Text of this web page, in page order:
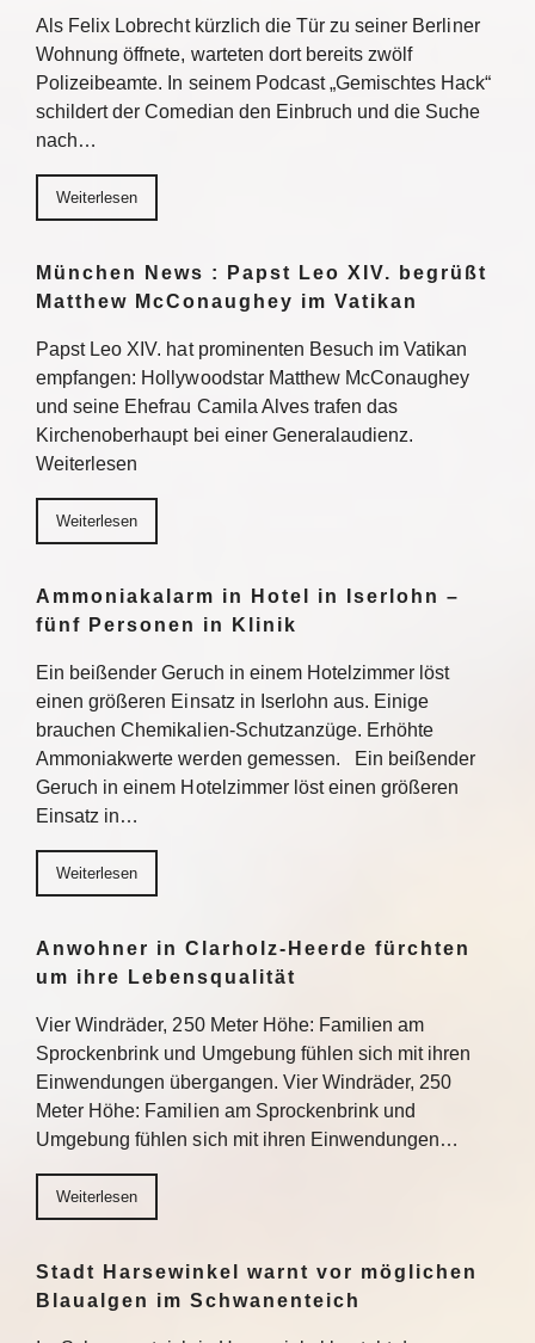
Als Felix Lobrecht kürzlich die Tür zu seiner Berliner
Wohnung öffnete, warteten dort bereits zwölf
Polizeibeamte. In seinem Podcast „Gemischtes Hack“
schildert der Comedian den Einbruch und die Suche
nach…
Weiterlesen
München News : Papst Leo XIV. begrüßt
Matthew McConaughey im Vatikan
Papst Leo XIV. hat prominenten Besuch im Vatikan
empfangen: Hollywoodstar Matthew McConaughey
und seine Ehefrau Camila Alves trafen das
Kirchenoberhaupt bei einer Generalaudienz.
Weiterlesen
Weiterlesen
Ammoniakalarm in Hotel in Iserlohn –
fünf Personen in Klinik
Ein beißender Geruch in einem Hotelzimmer löst
einen größeren Einsatz in Iserlohn aus. Einige
brauchen Chemikalien-Schutzanzüge. Erhöhte
Ammoniakwerte werden gemessen. Ein beißender
Geruch in einem Hotelzimmer löst einen größeren
Einsatz in…
Weiterlesen
Anwohner in Clarholz-Heerde fürchten
um ihre Lebensqualität
Vier Windräder, 250 Meter Höhe: Familien am
Sprockenbrink und Umgebung fühlen sich mit ihren
Einwendungen übergangen. Vier Windräder, 250
Meter Höhe: Familien am Sprockenbrink und
Umgebung fühlen sich mit ihren Einwendungen…
Weiterlesen
Stadt Harsewinkel warnt vor möglichen
Blaualgen im Schwanenteich